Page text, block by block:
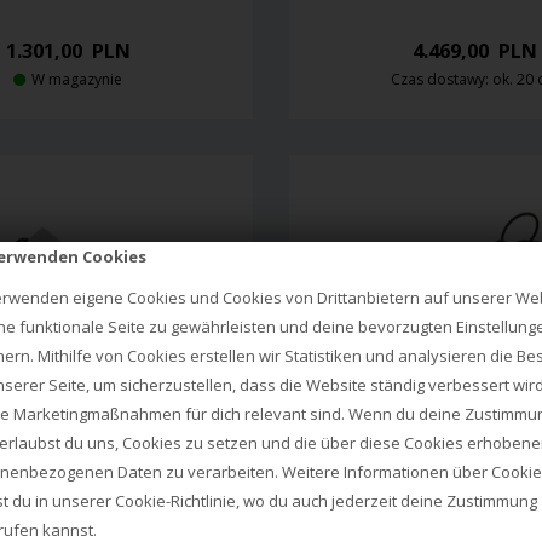
Cookies
eigene Cookies und Cookies von Drittanbietern auf unserer
funktionale Seite zu gewährleisten und deine bevorzugten
Mithilfe von Cookies erstellen wir Statistiken und analysieren die
Seite, um sicherzustellen, dass die Website ständig verbessert
Marketingmaßnahmen für dich relevant sind. Wenn du deine
du uns, Cookies zu setzen und die über diese Cookies
Daten zu verarbeiten. Weitere Informationen über
du in unserer Cookie-Richtlinie, wo du auch jederzeit deine Zustimmung
kannst.
1.301,00PLN
W magazynie
4.469,00PLN
Czas dostawy: ok. 20
NEMO
165 KINKIET, BIAŁY
NEMO
PROJECTEUR 165 KINKIET,